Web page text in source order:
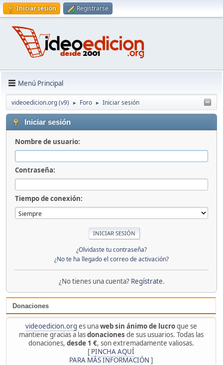
Iniciar sesión Registrarse
Menú Principal
videoedicion.org (v9) ► Foro ► Iniciar sesión
Donaciones
videoedicion.org es unaweb sin ánimo de lucroque se
mantiene gracias a lasdonaciones de sus usuarios. Todas las
donaciones, desde 1 €, son extremadamente valiosas.
[ PINCHA AQUÍ
PARA MÁS INFORMACIÓN ]
Iniciar sesión
Nombre de usuario:
Contraseña:
Tiempo de conexión:
¿Olvidaste tu contraseña?
¿No te ha llegado el correo de activación?
¿No tienes una cuenta? Regístrate.